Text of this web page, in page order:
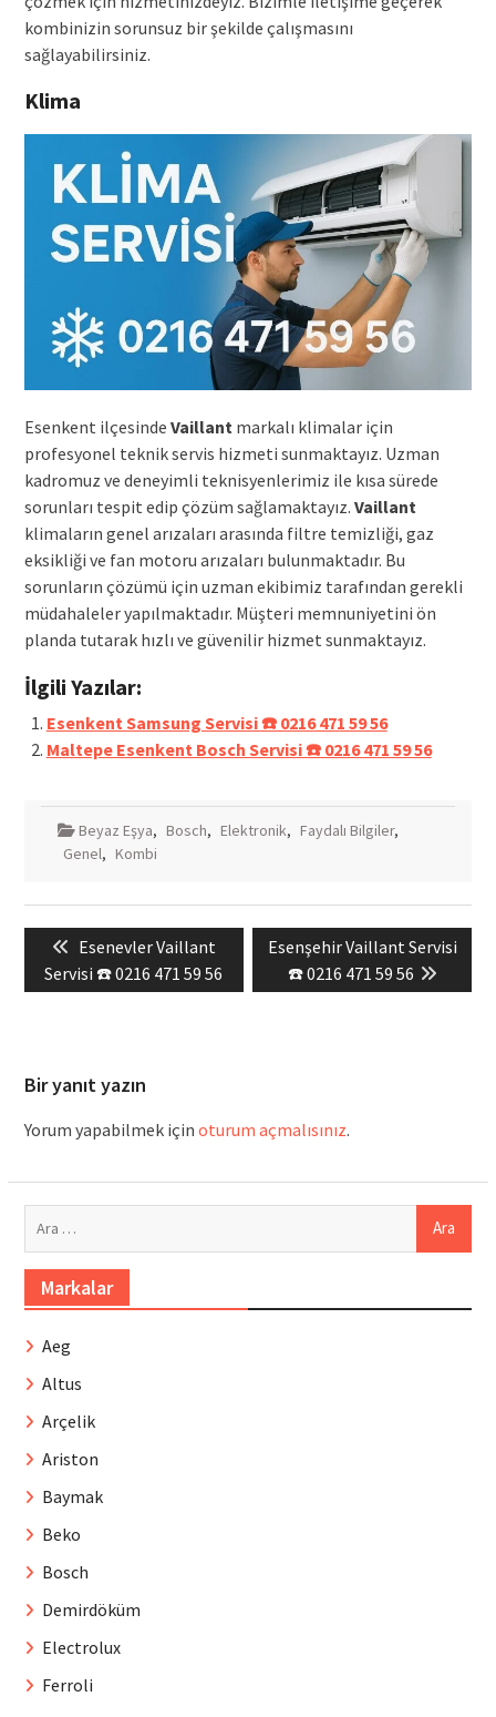
kombinizin sorunsuz bir şekilde çalışmasını
sağlayabilirsiniz.
Klima
Esenkent ilçesinde Vaillant markalı klimalar için
profesyonel teknik servis hizmeti sunmaktayız. Uzman
kadromuz ve deneyimli teknisyenlerimiz ile kısa sürede
sorunları tespit edip çözüm sağlamaktayız. Vaillant
klimaların genel arızaları arasında filtre temizliği, gaz
eksikliği ve fan motoru arızaları bulunmaktadır. Bu
sorunların çözümü için uzman ekibimiz tarafından gerekli
müdahaleler yapılmaktadır. Müşteri memnuniyetini ön
planda tutarak hızlı ve güvenilir hizmet sunmaktayız.
İlgili Yazılar:
Esenkent Samsung Servisi ☎️ 0216 471 59 56
Maltepe Esenkent Bosch Servisi ☎️ 0216 471 59 56
Beyaz Eşya, Bosch, Elektronik, Faydalı Bilgiler,
Genel, Kombi
gezinmesi
Previous
post:
Esenevler Vaillant
Servisi ☎️ 0216 471 59 56
Next
post:
Esenşehir Vaillant Servisi
☎️ 0216 471 59 56
Bir yanıt yazın
Yorum yapabilmek için oturum açmalısınız.
Markalar
Aeg
Altus
Arçelik
Ariston
Baymak
Beko
Bosch
Demirdöküm
Electrolux
Ferroli